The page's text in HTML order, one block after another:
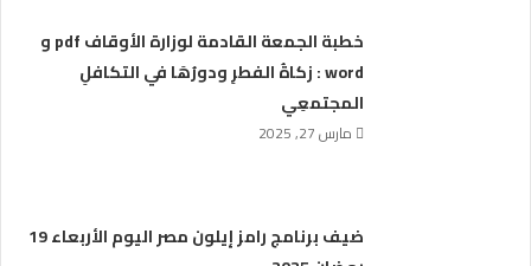
خطبة الجمعة القادمة لوزارة الأوقاف pdf و
word : زكاةُ الفطرِ ودورُهَا في التكافلِ
المجتمعِي
مارس 27, 2025
ضيف برنامج رامز إيلون مصر اليوم الأربعاء 19